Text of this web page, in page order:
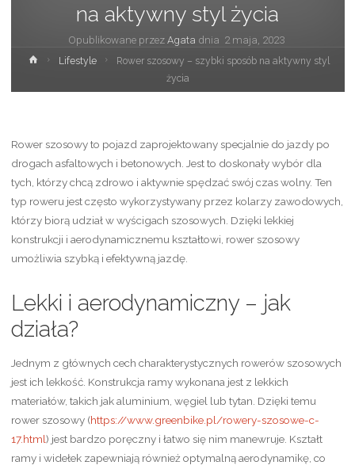
na aktywny styl życia
Opublikowane przez Agata dnia 2 maja, 2023
StronaLifestyle
Rower szosowy – szybki sposób na aktywny styl
życia
Rower szosowy to pojazd zaprojektowany specjalnie do jazdy po
drogach asfaltowych i betonowych. Jest to doskonały wybór dla
tych, którzy chcą zdrowo i aktywnie spędzać swój czas wolny. Ten
typ roweru jest często wykorzystywany przez kolarzy zawodowych,
którzy biorą udział w wyścigach szosowych. Dzięki lekkiej
konstrukcji i aerodynamicznemu kształtowi, rower szosowy
umożliwia szybką i efektywną jazdę.
Lekki i aerodynamiczny – jak
działa?
Jednym z głównych cech charakterystycznych rowerów szosowych
jest ich lekkość. Konstrukcja ramy wykonana jest z lekkich
materiałów, takich jak aluminium, węgiel lub tytan. Dzięki temu
rower szosowy (https://www.greenbike.pl/rowery-szosowe-c-
17.html) jest bardzo poręczny i łatwo się nim manewruje. Kształt
ramy i widełek zapewniają również optymalną aerodynamikę, co